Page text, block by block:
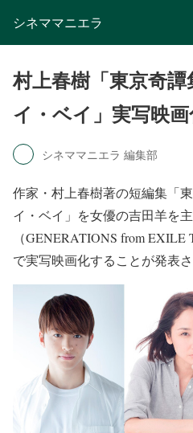
シネママニエラ
村上春樹「東京奇
イ・ベイ」実写映画
シネママニエラ 編集部
作家・村上春樹著の短編集「
イ・ベイ」を女優の吉田羊を
（GENERATIONS from
で実写映画化することが発表さ